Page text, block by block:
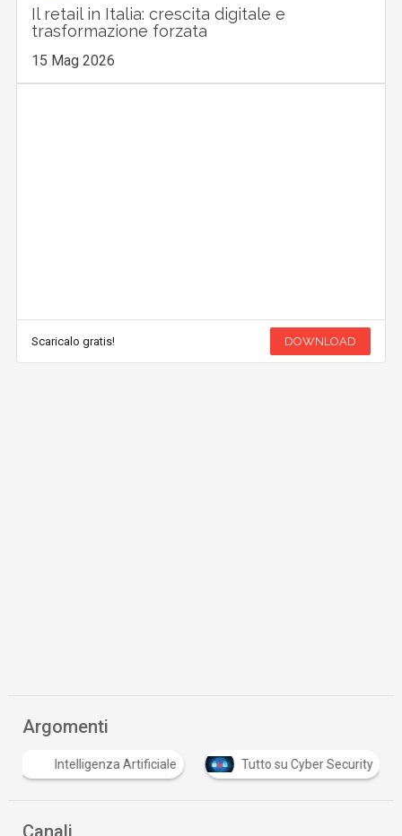
Il retail in Italia: crescita digitale e
trasformazione forzata
15 Mag 2026
Scaricalo gratis! DOWNLOAD
Argomenti
Intelligenza Artificiale Tutto su Cyber Security
Canali